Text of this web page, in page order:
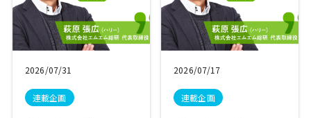
2026/07/31
連載企画
2026/07/17
連載企画